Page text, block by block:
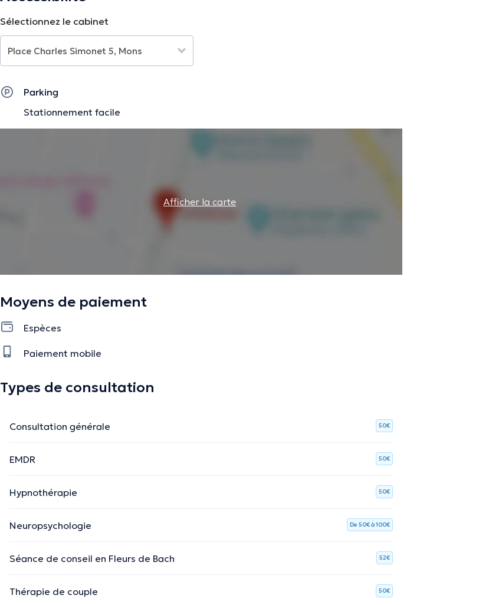
Sélectionnez le cabinet
Parking
Stationnement facile
Afficher la carte
Moyens de paiement
Espèces
Paiement mobile
Types de consultation
Consultation générale 50€
EMDR 50€
Hypnothérapie 50€
Neuropsychologie De 50€ à 100€
Séance de conseil en Fleurs de Bach 52€
Thérapie de couple 50€